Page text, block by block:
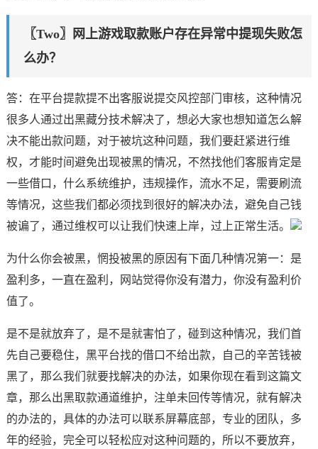
〖Two〗网上游戏取款账户存在异常中提现失败怎
么办？
答：在平台提款提不出客服说提交风控部门审核，这种情况
很多人通过出黑藏分技术解决了，想必大家也想知道怎么解
决不能出款问题，对于被坑这种问题，我们要赶紧进行维
权，才能时间避免出现被黑的情况，不然找他们客服肯定是
一些借口，什么系统维护，违规操作，流水不足，需要刷流
等情况，这些我们都必须找到很好的解决办法，避免自己钱
被谝了，通过维权可以让我们快速上岸，过上正常生活。
为什么你会被黑，惘投被黑的原因有下面几种情况第一：是
盈利多，一直在盈利，网站觉得你没有潜力，你没有盈利价
值了。
是不是就放弃了，是不是就害怕了，碰到这种情况，我们首
先自己要稳住，黑平台找的借口不给出款，自己的辛苦钱被
黑了，那么我们就要找解决的办法，如果你现在看到这篇文
章，那么出黑取款通道维护，注单未回传等情况，就有解决
的办法的，具体的办法可以联系屏幕底部，专业的团队，多
年的经验，完全可以轻松应对这种问题的，所以不要放弃，